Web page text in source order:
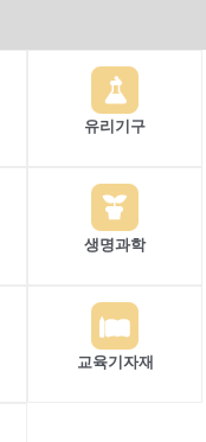
유리기구
생명과학
교육기자재